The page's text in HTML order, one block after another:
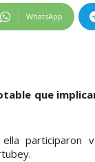
WhatsApp
que
participaron